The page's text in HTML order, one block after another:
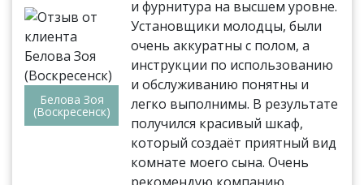
Белова Зоя
(Воскресенск)
и фурнитура на высшем уровне.
Установщики молодцы, были
очень аккуратны с полом, а
инструкции по использованию
и обслуживанию понятны и
легко выполнимы. В результате
получился красивый шкаф,
который создаёт приятный вид
комнате моего сына. Очень